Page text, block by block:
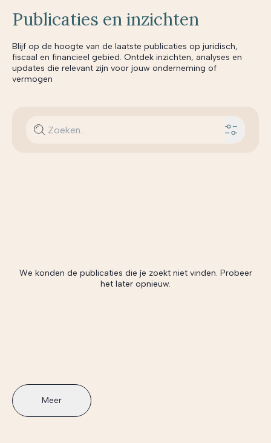
Publicaties en inzichten
Blijf op de hoogte van de laatste publicaties op juridisch,
fiscaal en financieel gebied. Ontdek inzichten, analyses en
updates die relevant zijn voor jouw onderneming of
vermogen
We konden de publicaties die je zoekt niet vinden. Probeer
het later opnieuw.
Meer